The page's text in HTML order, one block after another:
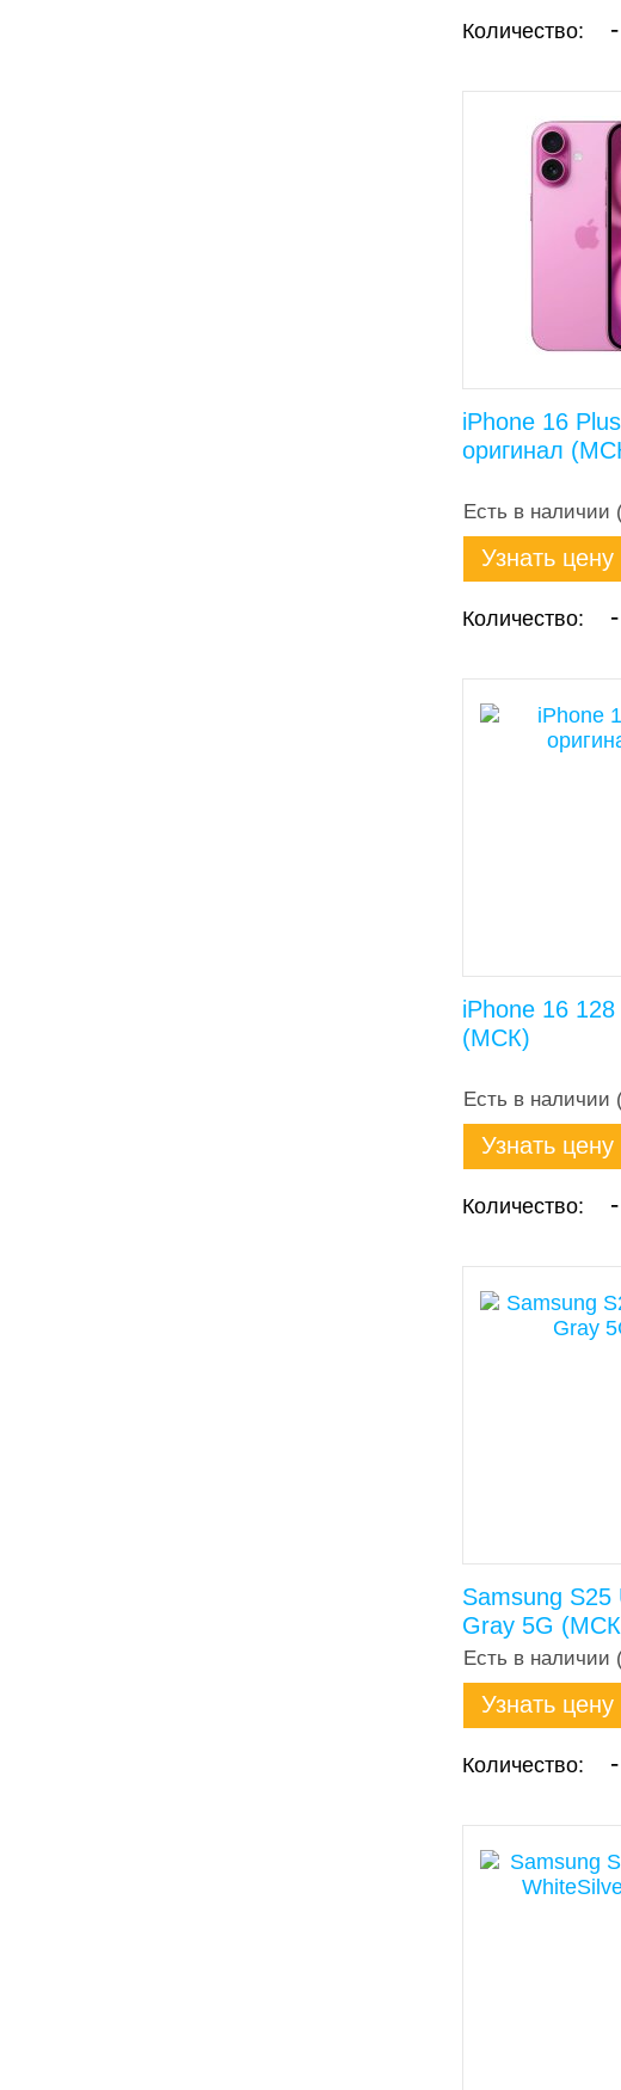
Количество: -
iPhone 16
оригинал
Есть в наличии
Узнать цену
Количество: -
iPhone 16
(МСК)
Есть в наличии
Узнать цену
Количество: -
Samsung S25
Gray 5G
Есть в наличии
Узнать цену
Количество: -